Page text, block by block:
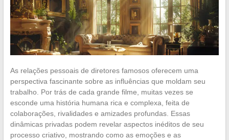
As relações pessoais de diretores famosos oferecem uma
perspectiva fascinante sobre as influências que moldam seu
trabalho. Por trás de cada grande filme, muitas vezes se
esconde uma história humana rica e complexa, feita de
colaborações, rivalidades e amizades profundas. Essas
dinâmicas privadas podem revelar aspectos inéditos de seu
processo criativo, mostrando como as emoções e as